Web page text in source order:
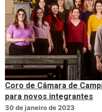
Coro de Câmara de
para novos integrantes
30 de janeiro de 2023